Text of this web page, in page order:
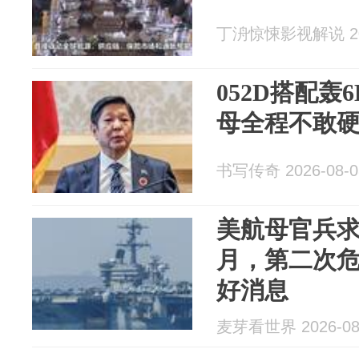
丁洀惊悚影视解说
052D搭配轰
母全程不敢
书写传奇 2026-08-
美航母官兵
月，第二次
好消息
麦芽看世界 2026-